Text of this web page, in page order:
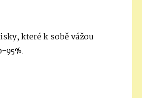
které k sobě vážou
95%.